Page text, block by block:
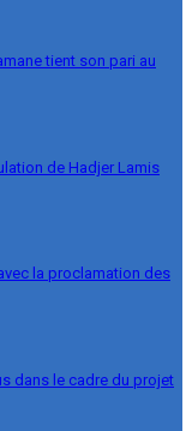
tient son pari au
de Hadjer Lamis
la proclamation des
dans le cadre du projet